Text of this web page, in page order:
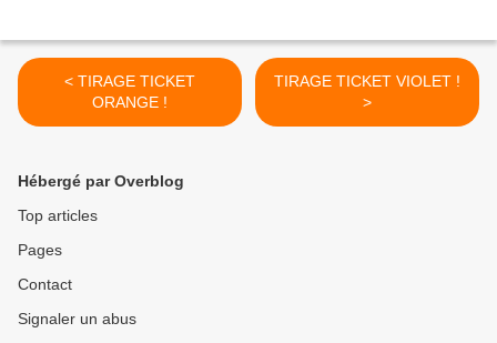
< TIRAGE TICKET
ORANGE !
TIRAGE TICKET VIOLET !
>
Hébergé par Overblog
Top articles
Pages
Contact
Signaler un abus